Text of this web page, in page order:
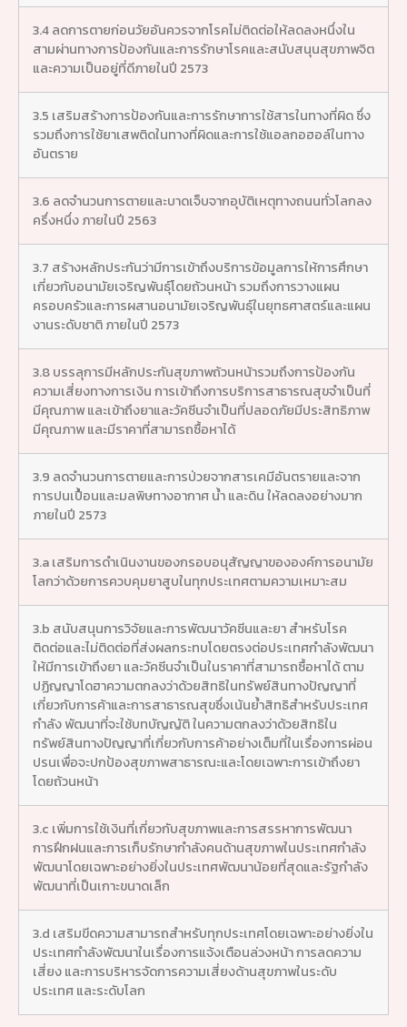
3.4 ลดการตายก่อนวัยอันควรจากโรคไม่ติดต่อให้ลดลงหนึ่งใน
สามผ่านทางการป้องกันและการรักษาโรคและสนับสนุนสุขภาพจิต
และความเป็นอยู่ที่ดีภายในปี 2573
3.5 เสริมสร้างการป้องกันและการรักษาการใช้สารในทางที่ผิด ซึ่ง
รวมถึงการใช้ยาเสพติดในทางที่ผิดและการใช้แอลกอฮอล์ในทาง
อันตราย
3.6 ลดจำนวนการตายและบาดเจ็บจากอุบัติเหตุทางถนนทั่วโลกลง
ครึ่งหนึ่ง ภายในปี 2563
3.7 สร้างหลักประกันว่ามีการเข้าถึงบริการข้อมูลการให้การศึกษา
เกี่ยวกับอนามัยเจริญพันธุ์โดยถ้วนหน้า รวมถึงการวางแผน
ครอบครัวและการผสานอนามัยเจริญพันธุ์ในยุทธศาสตร์และแผน
งานระดับชาติ ภายในปี 2573
3.8 บรรลุการมีหลักประกันสุขภาพถ้วนหน้ารวมถึงการป้องกัน
ความเสี่ยงทางการเงิน การเข้าถึงการบริการสาธารณสุขจำเป็นที่
มีคุณภาพ และเข้าถึงยาและวัคซีนจำเป็นที่ปลอดภัยมีประสิทธิภาพ
มีคุณภาพ และมีราคาที่สามารถซื้อหาได้
3.9 ลดจำนวนการตายและการป่วยจากสารเคมีอันตรายและจาก
การปนเปื้อนและมลพิษทางอากาศ น้ำ และดิน ให้ลดลงอย่างมาก
ภายในปี 2573
3.a เสริมการดำเนินงานของกรอบอนุสัญญาขององค์การอนามัย
โลกว่าด้วยการควบคุมยาสูบในทุกประเทศตามความเหมาะสม
3.b สนับสนุนการวิจัยและการพัฒนาวัคซีนและยา สำหรับโรค
ติดต่อและไม่ติดต่อที่ส่งผลกระทบโดยตรงต่อประเทศกำลังพัฒนา
ให้มีการเข้าถึงยา และวัคซีนจำเป็นในราคาที่สามารถซื้อหาได้ ตาม
ปฏิญญาโดฮาความตกลงว่าด้วยสิทธิในทรัพย์สินทางปัญญาที่
เกี่ยวกับการค้าและการสาธารณสุขซึ่งเน้นย้ำสิทธิสำหรับประเทศ
กำลัง พัฒนาที่จะใช้บทบัญญัติ ในความตกลงว่าด้วยสิทธิใน
ทรัพย์สินทางปัญญาที่เกี่ยวกับการค้าอย่างเต็มที่ในเรื่องการผ่อน
ปรนเพื่อจะปกป้องสุขภาพสาธารณะและโดยเฉพาะการเข้าถึงยา
โดยถ้วนหน้า
3.c เพิ่มการใช้เงินที่เกี่ยวกับสุขภาพและการสรรหาการพัฒนา
การฝึกฝนและการเก็บรักษากำลังคนด้านสุขภาพในประเทศกำลัง
พัฒนาโดยเฉพาะอย่างยิ่งในประเทศพัฒนาน้อยที่สุดและรัฐกำลัง
พัฒนาที่เป็นเกาะขนาดเล็ก
3.d เสริมขีดความสามารถสำหรับทุกประเทศโดยเฉพาะอย่างยิ่งใน
ประเทศกำลังพัฒนาในเรื่องการแจ้งเตือนล่วงหน้า การลดความ
เสี่ยง และการบริหารจัดการความเสี่ยงด้านสุขภาพในระดับ
ประเทศ และระดับโลก